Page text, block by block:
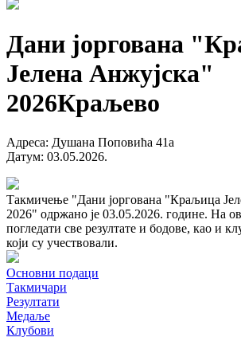
Дани јоргована
Јелена Анжујска"
2026Краљево
Адреса: Душана Поповића 41а
Датум: 03.05.2026.
Такмичење "Дани јоргована "Краљица
2026" одржано је 03.05.2026. године. На
погледати све резултате и бодове, као и
који су учествовали.
Основни подаци
Такмичари
Резултати
Медаље
Клубови